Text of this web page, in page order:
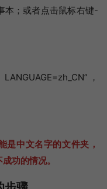
本；或者点击鼠标右键-
，
是中文名字的文件夹，
功的情况。